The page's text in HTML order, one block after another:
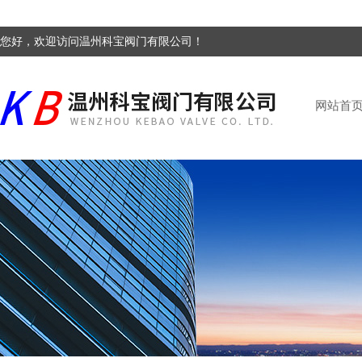
您好，欢迎访问温州科宝阀门有限公司！
网站首